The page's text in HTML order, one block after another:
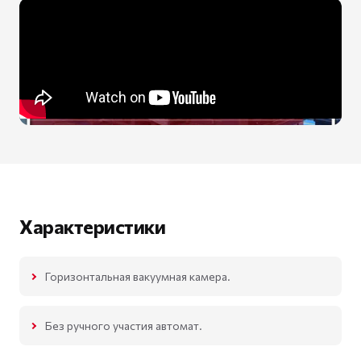
Характеристики
Горизонтальная вакуумная камера.
Без ручного участия автомат.